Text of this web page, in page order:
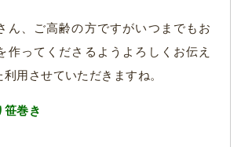
ん、ご高齢の方ですがいつまでもお
作ってくださるようよろしくお伝え
利用させていただきますね。
笹巻き